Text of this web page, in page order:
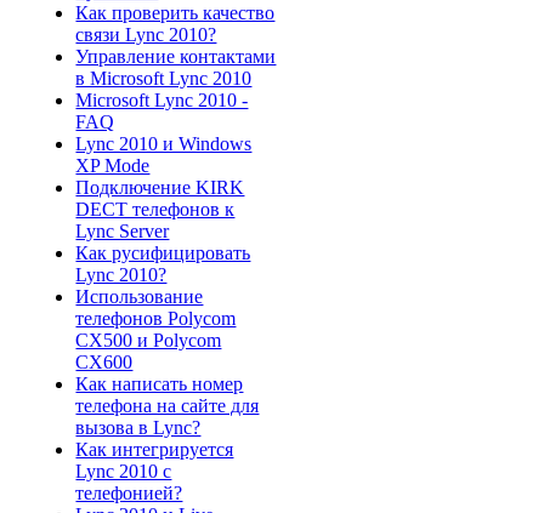
Как проверить качество
связи Lync 2010?
Управление контактами
в Microsoft Lync 2010
Microsoft Lync 2010 -
FAQ
Lync 2010 и Windows
XP Mode
Подключение KIRK
DECT телефонов к
Lync Server
Как русифицировать
Lync 2010?
Использование
телефонов Polycom
CX500 и Polycom
CX600
Как написать номер
телефона на сайте для
вызова в Lync?
Как интегрируется
Lync 2010 с
телефонией?